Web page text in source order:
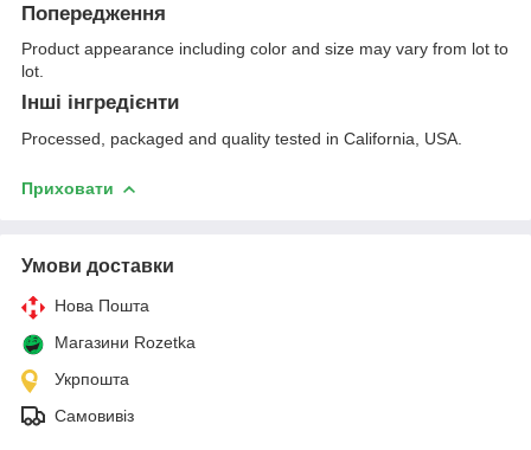
Попередження
Product appearance including color and size may vary from lot to
lot.
Інші інгредієнти
Processed, packaged and quality tested in California, USA.
Приховати
Умови доставки
Нова Пошта
Магазини Rozetka
Укрпошта
Самовивіз